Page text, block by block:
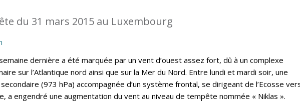
du 31 mars 2015 au Luxembourg
dernière a été marquée par un vent d’ouest assez fort, dû à un complexe
sur l’Atlantique nord ainsi que sur la Mer du Nord. Entre lundi et mardi soir, une
(973 hPa) accompagnée d’un système frontal, se dirigeant de l’Ecosse
a engendré une augmentation du vent au niveau de tempête nommée « Niklas ».